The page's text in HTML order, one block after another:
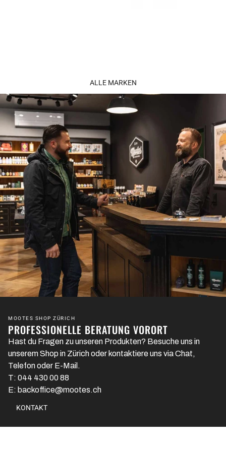
ALLE MARKEN
PROFESSIONELLE BERATUNG VORORT
MOOTES SHOP ZÜRICH
Hast du Fragen zu unseren Produkten? Besuche uns in
unserem Shop in Zürich oder kontaktiere uns via Chat,
Telefon oder E-Mail.
T: 044 430 00 88
E: backoffice@mootes.ch
KONTAKT